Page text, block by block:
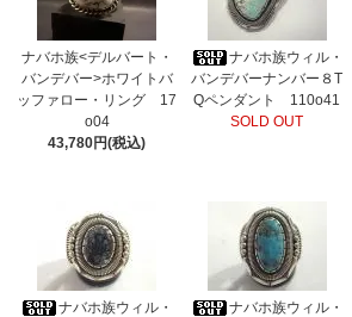
ナバホ族<デルバート・
バンデバー>ホワイトバ
ッファロー・リング 17
o04
43,780円(税込)
ナバホ族ウィル・
バンデバーナンバー８T
Qペンダント 110o41
SOLD OUT
ナバホ族ウィル・
ナバホ族ウィル・